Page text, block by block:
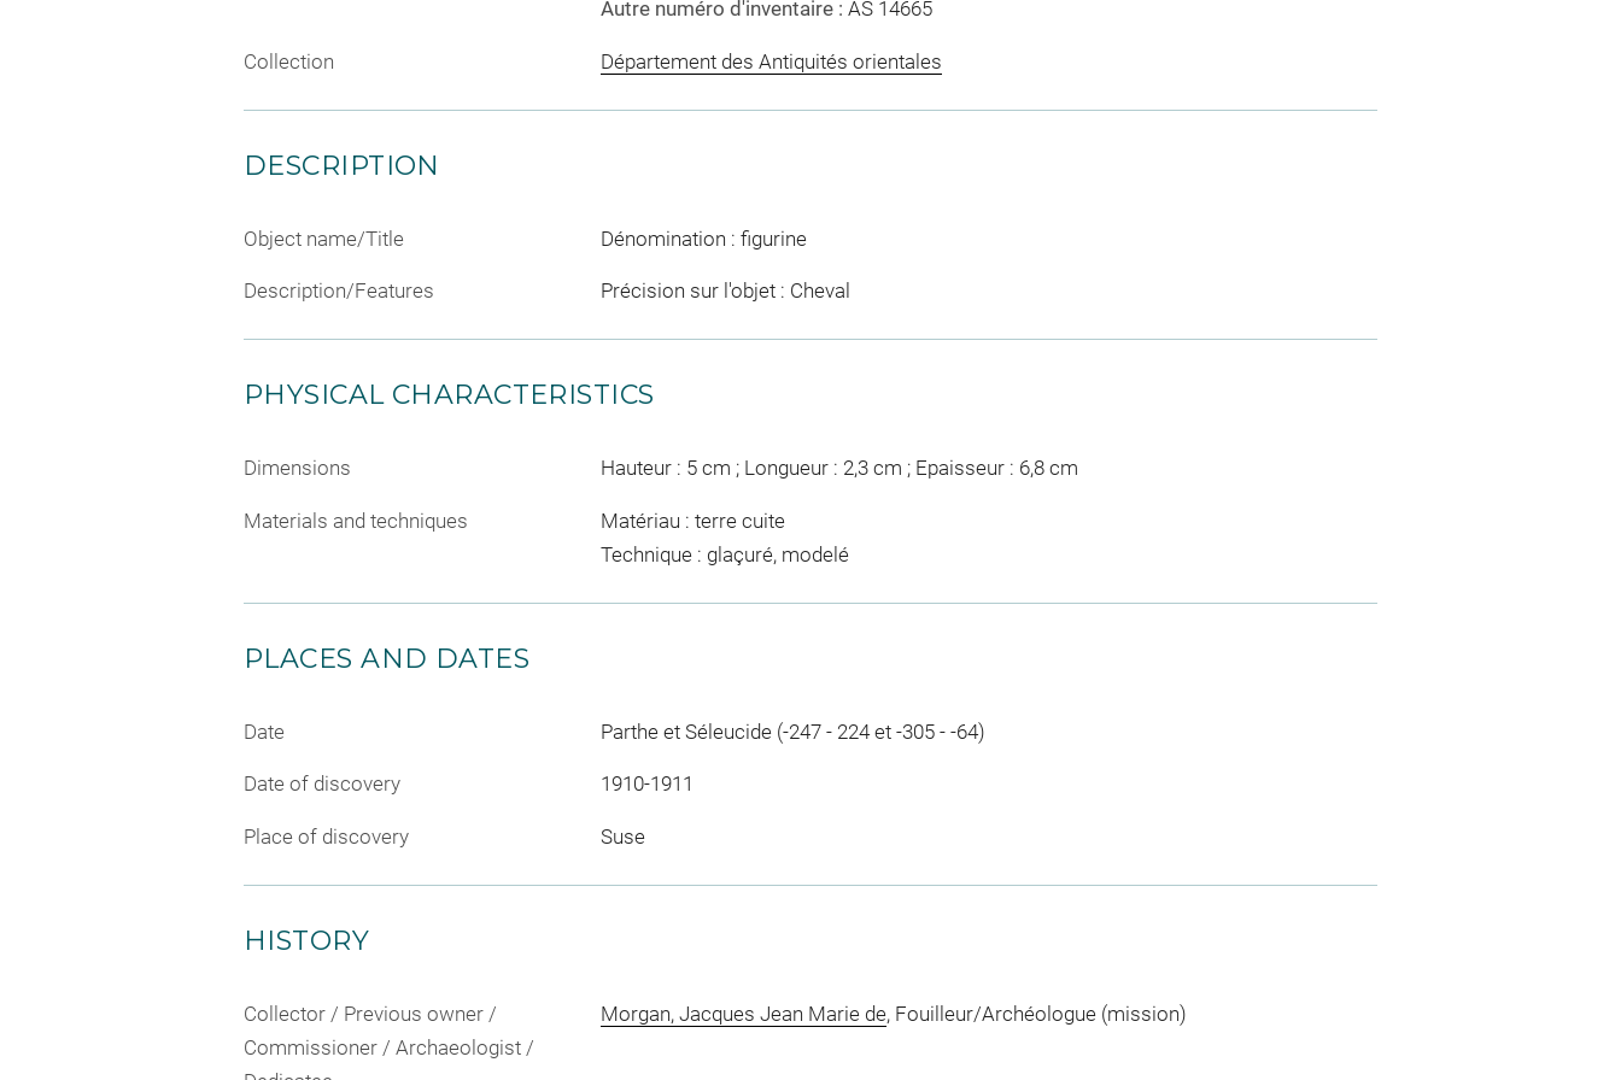
Autre numéro d'inventaire : AS 14665
Collection Département des Antiquités orientales
DESCRIPTION
Object name/Title Dénomination : figurine
Description/Features Précision sur l'objet : Cheval
PHYSICAL CHARACTERISTICS
Dimensions Hauteur : 5 cm ; Longueur : 2,3 cm ; Epaisseur : 6,8 cm
Materials and techniques
Matériau : terre cuite
Technique : glaçuré, modelé
PLACES AND DATES
Date Parthe et Séleucide (-247 - 224 et -305 - -64)
Date of discovery 1910-1911
Place of discovery Suse
HISTORY
Collector / Previous owner /
Commissioner / Archaeologist /
Morgan, Jacques Jean Marie de, Fouilleur/Archéologue (mission)